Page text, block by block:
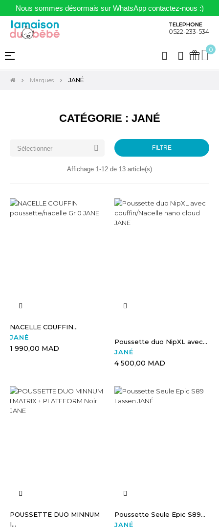
Nous sommes désormais sur WhatsApp contactez-nous :)
TELEPHONE
0522-233-534
0
Basculer
navigation
☰
Marques JANÉ
CATÉGORIE : JANÉ
Sélectionner  FILTRE
Affichage 1-12 de 13 article(s)
NACELLE COUFFIN...
JANÉ
1 990,00 MAD
Poussette duo NipXL avec...
JANÉ
4 500,00 MAD
POUSSETTE DUO MINNUM
I...
Poussette Seule Epic S89...
JANÉ